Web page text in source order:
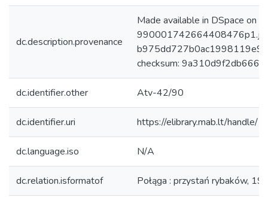
dc.description.provenance
Made available in DSpace on
checksum:
dc.identifier.other Atv-42/90
dc.identifier.uri https://elibrary.mab.lt/handle/
dc.language.iso N/A
dc.relation.isformatof Połąga : przystań rybaków,